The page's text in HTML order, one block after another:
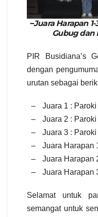
–Juara Harapan
Gubug dan
PIR Busidiana’s
dengan
urutan sebagai
–
Juara 1 :
–
Juara 2 :
–
Juara 3 : Paroki
–
Juara Harapan
–
Juara Harapan
–
Juara Harapan
Selamat untuk
semangat untuk